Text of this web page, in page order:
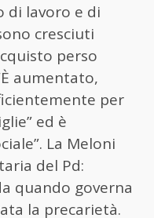
di lavoro e di
cresciuti
perso
aumentato,
per
ed è
La Meloni
del Pd:
quando governa
la precarietà.